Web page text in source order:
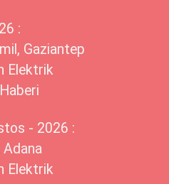
:
Gaziantep
Elektrik
- 2026 :
Adana
Elektrik